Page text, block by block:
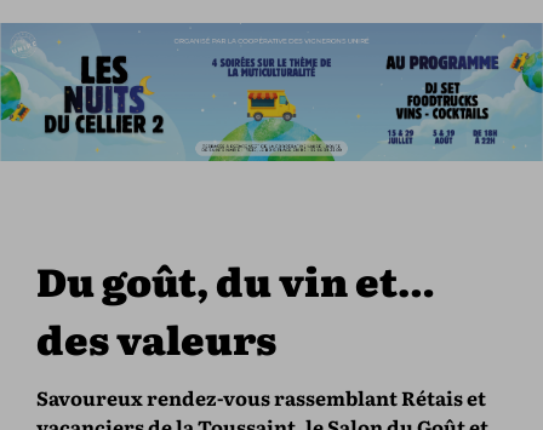
Du goût, du vin et…
des valeurs
Savoureux rendez-vous rassemblant Rétais et